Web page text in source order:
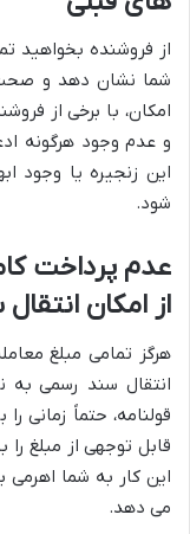
از فروشنده بخواهید
شما نشان دهد و
امکان، با برخی از
و عدم وجود هرگونه
این زنجیره یا وجود
شود.
عدم پرداخت
از امکان
هرگز تمامی مبلغ
انتقال سند رسمی به
قولنامه، حتماً
قابل توجهی از مبلغ را
این کار به شما
می دهد.